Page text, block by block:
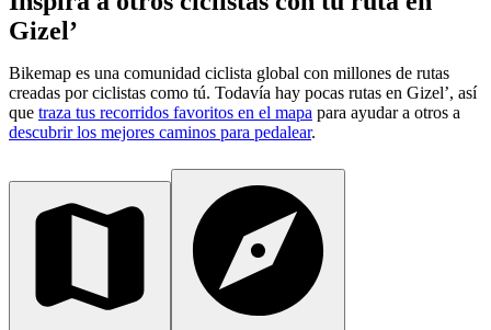
Gizel’
Bikemap es una comunidad ciclista global con millones de rutas
creadas por ciclistas como tú. Todavía hay pocas rutas en Gizel’, así
que traza tus recorridos favoritos en el mapa para ayudar a otros a
descubrir los mejores caminos para pedalear.